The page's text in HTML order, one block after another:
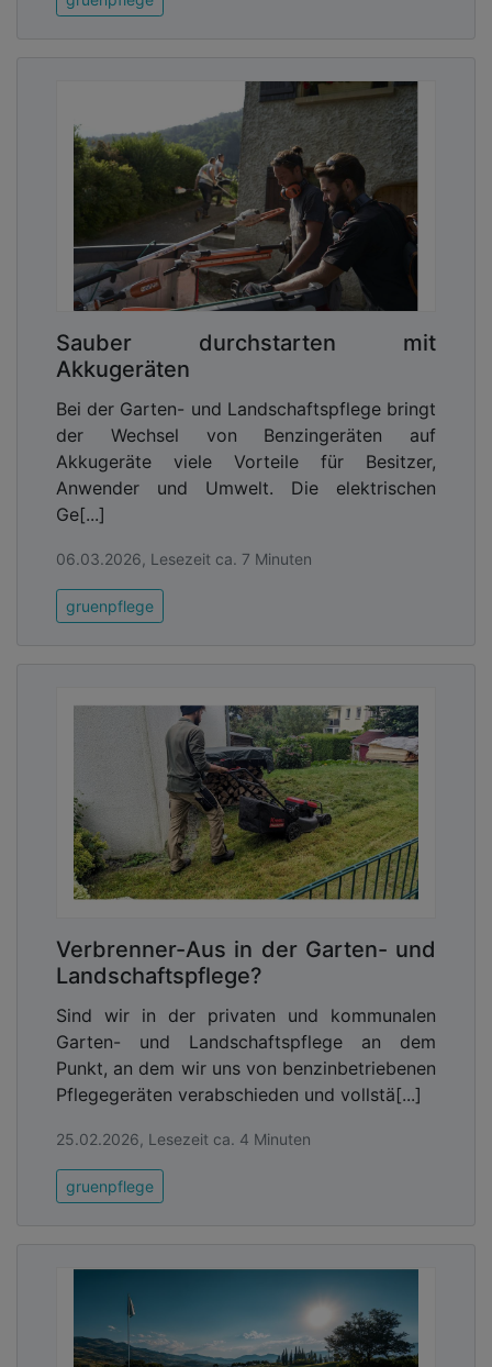
Sauber durchstarten mit
Akkugeräten
Bei der Garten- und Landschaftspflege bringt
der Wechsel von Benzingeräten auf
Akkugeräte viele Vorteile für Besitzer,
Anwender und Umwelt. Die elektrischen
Ge[...]
06.03.2026, Lesezeit ca. 7 Minuten
gruenpflege
Verbrenner-Aus in der Garten- und
Landschaftspflege?
Sind wir in der privaten und kommunalen
Garten- und Landschaftspflege an dem
Punkt, an dem wir uns von benzinbetriebenen
Pflegegeräten verabschieden und vollstä[...]
25.02.2026, Lesezeit ca. 4 Minuten
gruenpflege